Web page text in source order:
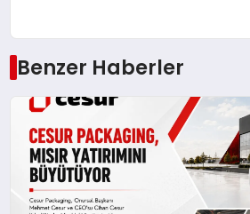
Benzer Haberler